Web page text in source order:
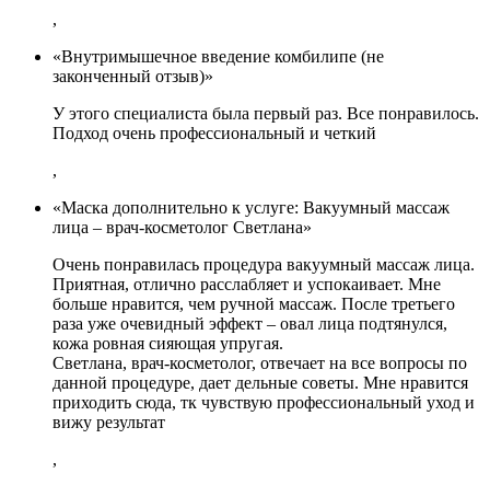
,
«Внутримышечное введение комбилипе (не
законченный отзыв)»
У этого специалиста была первый раз. Все понравилось.
Подход очень профессиональный и четкий
,
«Маска дополнительно к услуге: Вакуумный массаж
лица – врач-косметолог Светлана»
Очень понравилась процедура вакуумный массаж лица.
Приятная, отлично расслабляет и успокаивает. Мне
больше нравится, чем ручной массаж. После третьего
раза уже очевидный эффект – овал лица подтянулся,
кожа ровная сияющая упругая.
Светлана, врач-косметолог, отвечает на все вопросы по
данной процедуре, дает дельные советы. Мне нравится
приходить сюда, тк чувствую профессиональный уход и
вижу результат
,